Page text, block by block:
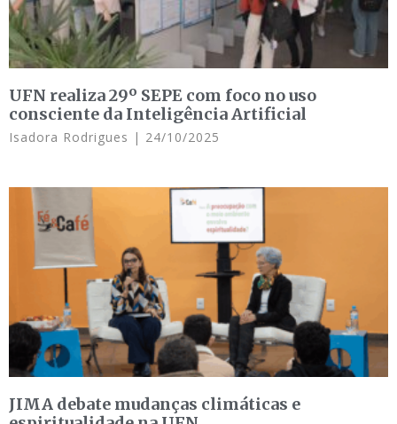
UFN realiza 29º SEPE com foco no uso
consciente da Inteligência Artificial
Isadora Rodrigues 24/10/2025
JIMA debate mudanças climáticas e